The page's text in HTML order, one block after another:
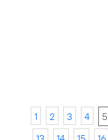
1 2 3 4 5